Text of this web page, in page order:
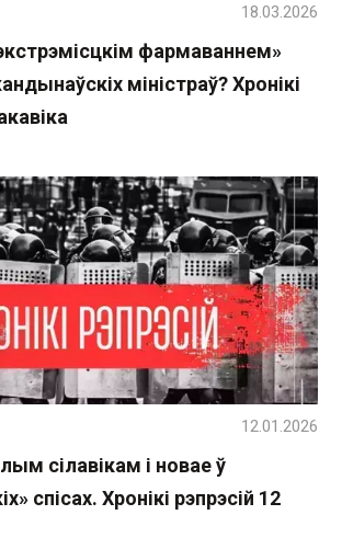
фармаваннем»
міністраў? Хронікі
18.03.2026
сілавікам і новае ў
спісах. Хронікі рэпрэсій 12
12.01.2026